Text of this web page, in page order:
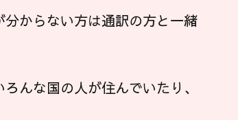
からない方は通訳の方と一緒
んな国の人が住んでいたり、